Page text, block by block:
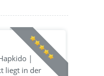
|
liegt in der